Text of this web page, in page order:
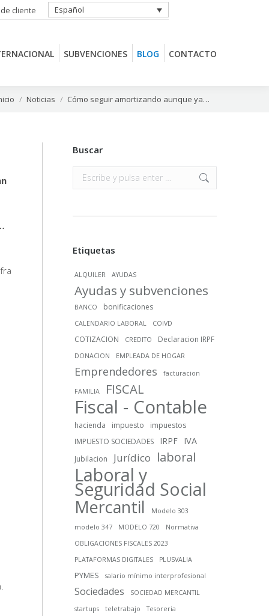
cliente Español
SUBVENCIONES BLOG CONTACTO
aquí:Noticias Cómo seguir amortizando aunque ya…
Buscar
Buscar:
Etiquetas
ALQUILER AYUDAS
Ayudas y subvenciones
BANCO bonificaciones
CALENDARIO LABORAL COIVD
COTIZACION CREDITO Declaracion IRPF
DONACION EMPLEADA DE HOGAR
Emprendedores facturacion
FAMILIA FISCAL
Fiscal - Contable
hacienda impuesto
impuestos
IMPUESTO SOCIEDADES
IRPF IVA
Jubilacion Jurídico laboral
Laboral y
Seguridad Social
Mercantil
Modelo 303
modelo 347
MODELO 720
Normativa
OBLIGACIONES FISCALES 2023
PLATAFORMAS DIGITALES
PLUSVALIA
PYMES salario mínimo interprofesional
Sociedades
SOCIEDAD MERCANTIL
startups
teletrabajo
Tesoreria